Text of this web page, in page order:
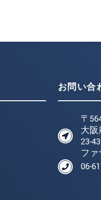
お問い合
〒
大阪
23-43
フ
06-